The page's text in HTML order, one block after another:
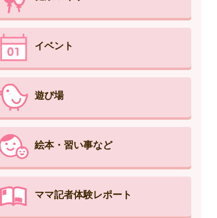
イベント
遊び場
絵本・習い事など
ママ記者体験レポート